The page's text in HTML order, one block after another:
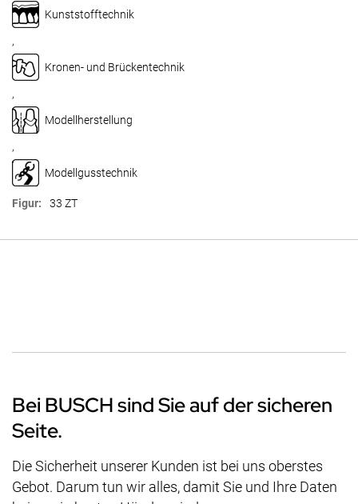
Kunststofftechnik
,
Kronen- und Brückentechnik
,
Modellherstellung
,
Modellgusstechnik
33 ZT
Bei BUSCH sind Sie auf der sicheren
Seite.
Die Sicherheit unserer Kunden ist bei uns oberstes
Gebot. Darum tun wir alles, damit Sie und Ihre Daten